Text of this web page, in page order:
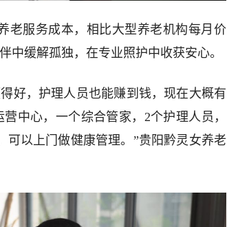
老服务成本，相比大型养老机构每月价
中缓解孤独，在专业照护中收获安心。
好，护理人员也能赚到钱，现在大概有
中心，一个综合管家，2个护理人员，
以上门做健康管理。”贵阳黔灵女养老